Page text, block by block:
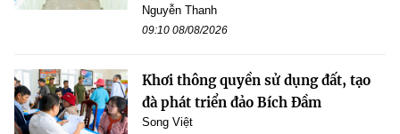
Nguyễn Thanh
09:10 08/08/2026
Khơi thông quyền sử dụng đất, tạo
đà phát triển đảo Bích Đầm
Song Việt